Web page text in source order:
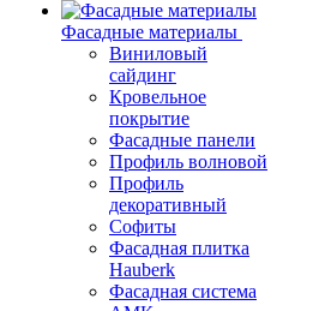
Фасадные материалы
Виниловый
сайдинг
Кровельное
покрытие
Фасадные панели
Профиль волновой
Профиль
декоративный
Софиты
Фасадная плитка
Hauberk
Фасадная система